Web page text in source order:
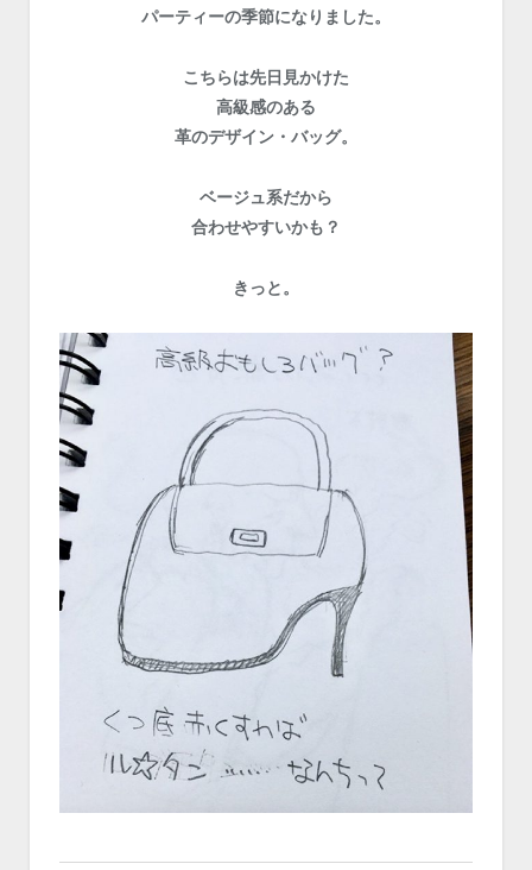
パーティーの季節になりました。
こちらは先日見かけた
高級感のある
革のデザイン・バッグ。
ベージュ系だから
合わせやすいかも？
きっと。